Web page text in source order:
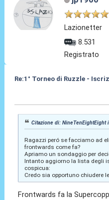
Lazionetter
8.531
Registrato
Re:1° Torneo di Ruzzle -
Citazione di: NineTenEightEight
Ragazzi peró se facciamo ad
frontwards come fa?
Apriamo un sondaggio per
Intanto aggiorno la lista degli
cospicua:
Credo sia opportuno chiudere
Frontwards fa la